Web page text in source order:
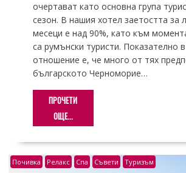
очертават като основна група
сезон. В нашия хотел заетостта за
месеци е над 90%, като към
са румънски туристи. Показателно
отношение е, че много от тях
българското Черноморие…
ПРОЧЕТИ
ОЩЕ...
Почивка Релакс Спа Съвети Туризъм